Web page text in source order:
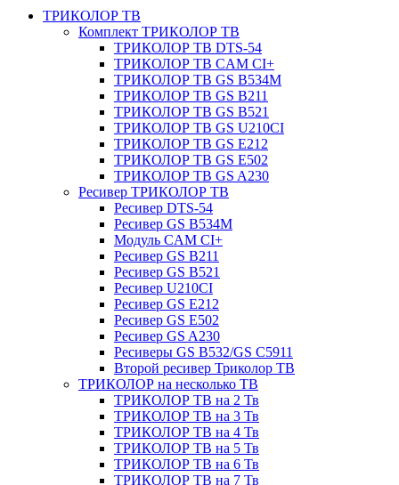
ТРИКОЛОР ТВ
Комплект ТРИКОЛОР ТВ
ТРИКОЛОР ТВ DTS-54
ТРИКОЛОР ТВ CAM CI+
ТРИКОЛОР ТВ GS B534M
ТРИКОЛОР ТВ GS B211
ТРИКОЛОР ТВ GS B521
ТРИКОЛОР ТВ GS U210CI
ТРИКОЛОР ТВ GS E212
ТРИКОЛОР ТВ GS E502
ТРИКОЛОР ТВ GS A230
Ресивер ТРИКОЛОР ТВ
Ресивер DTS-54
Ресивер GS B534M
Модуль CAM CI+
Ресивер GS B211
Ресивер GS B521
Ресивер U210CI
Ресивер GS E212
Ресивер GS E502
Ресивер GS A230
Ресиверы GS B532/GS C5911
Второй ресивер Триколор ТВ
ТРИКОЛОР на несколько ТВ
ТРИКОЛОР ТВ на 2 Тв
ТРИКОЛОР ТВ на 3 Тв
ТРИКОЛОР ТВ на 4 Тв
ТРИКОЛОР ТВ на 5 Тв
ТРИКОЛОР ТВ на 6 Тв
ТРИКОЛОР ТВ на 7 Тв